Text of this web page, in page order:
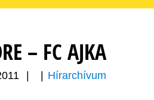
– FC AJKA
Hírarchívum